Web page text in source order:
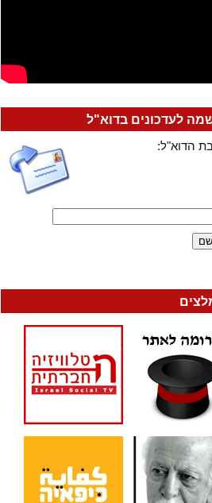
לעדכונים בדוא"ל
הדוא"ל: